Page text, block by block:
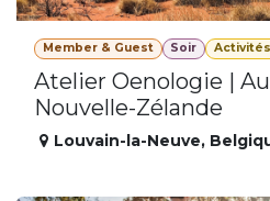
Member & Guest Soir
Atelier Oenologie |
Nouvelle-Zélande
Louvain-la-Neuve,